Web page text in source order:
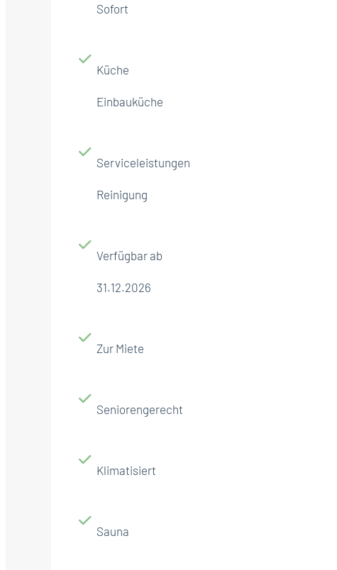
Sofort
Küche
Einbauküche
Serviceleistungen
Reinigung
Verfügbar ab
31.12.2026
Zur Miete
Seniorengerecht
Klimatisiert
Sauna